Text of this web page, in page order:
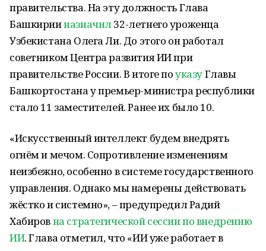
правительства. На эту должность Глава
Башкирииназначил32-летнего уроженца
Узбекистана Олега Ли. До этого он работал
советником Центра развития ИИ при
правительстве России. В итоге поуказуГлавы
Башкортостана у премьер-министра республики
стало 11 заместителей. Ранее их было 10.
«Искусственный интеллект будем внедрять
огнём и мечом. Сопротивление изменениям
неизбежно, особенно в системе государственного
управления. Однако мы намерены действовать
жёстко и системно», – предупредил Радий
Хабировна стратегической сессии по внедрению
ИИ. Глава отметил, что «ИИ уже работает в